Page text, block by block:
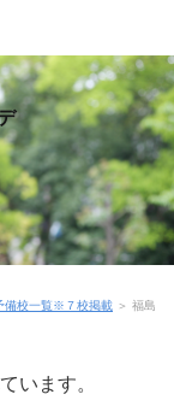
備校一覧※７校掲載 ＞ 福島
います。